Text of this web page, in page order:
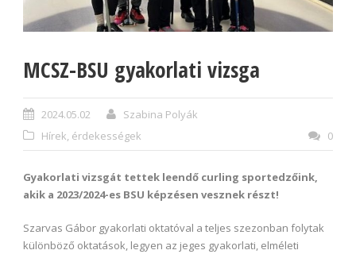
MCSZ-BSU gyakorlati vizsga
2024.05.02
Szabina Polyák
Hírek, érdekességek
0
Gyakorlati vizsgát tettek leendő curling sportedzőink,
akik a 2023/2024-es BSU képzésen vesznek részt!
Szarvas Gábor gyakorlati oktatóval a teljes szezonban folytak
különböző oktatások, legyen az jeges gyakorlati, elméleti